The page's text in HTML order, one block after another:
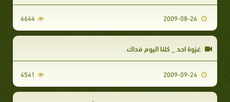
6644
غزوة احد _ كلنا اليوم فداك
4541